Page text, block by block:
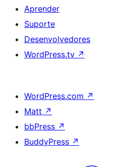
Aprender
Suporte
Desenvolvedores
WordPress.tv ↗
WordPress.com ↗
Matt ↗
bbPress ↗
BuddyPress ↗